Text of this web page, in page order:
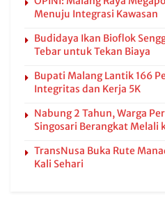
Menuju Integrasi Kawasan
Budidaya Ikan Bioflok
Tebar untuk Tekan Biaya
Bupati Malang Lantik 166
Integritas dan Kerja 5K
Nabung 2 Tahun, Warga
Singosari Berangkat Melali
TransNusa Buka Rute
Kali Sehari